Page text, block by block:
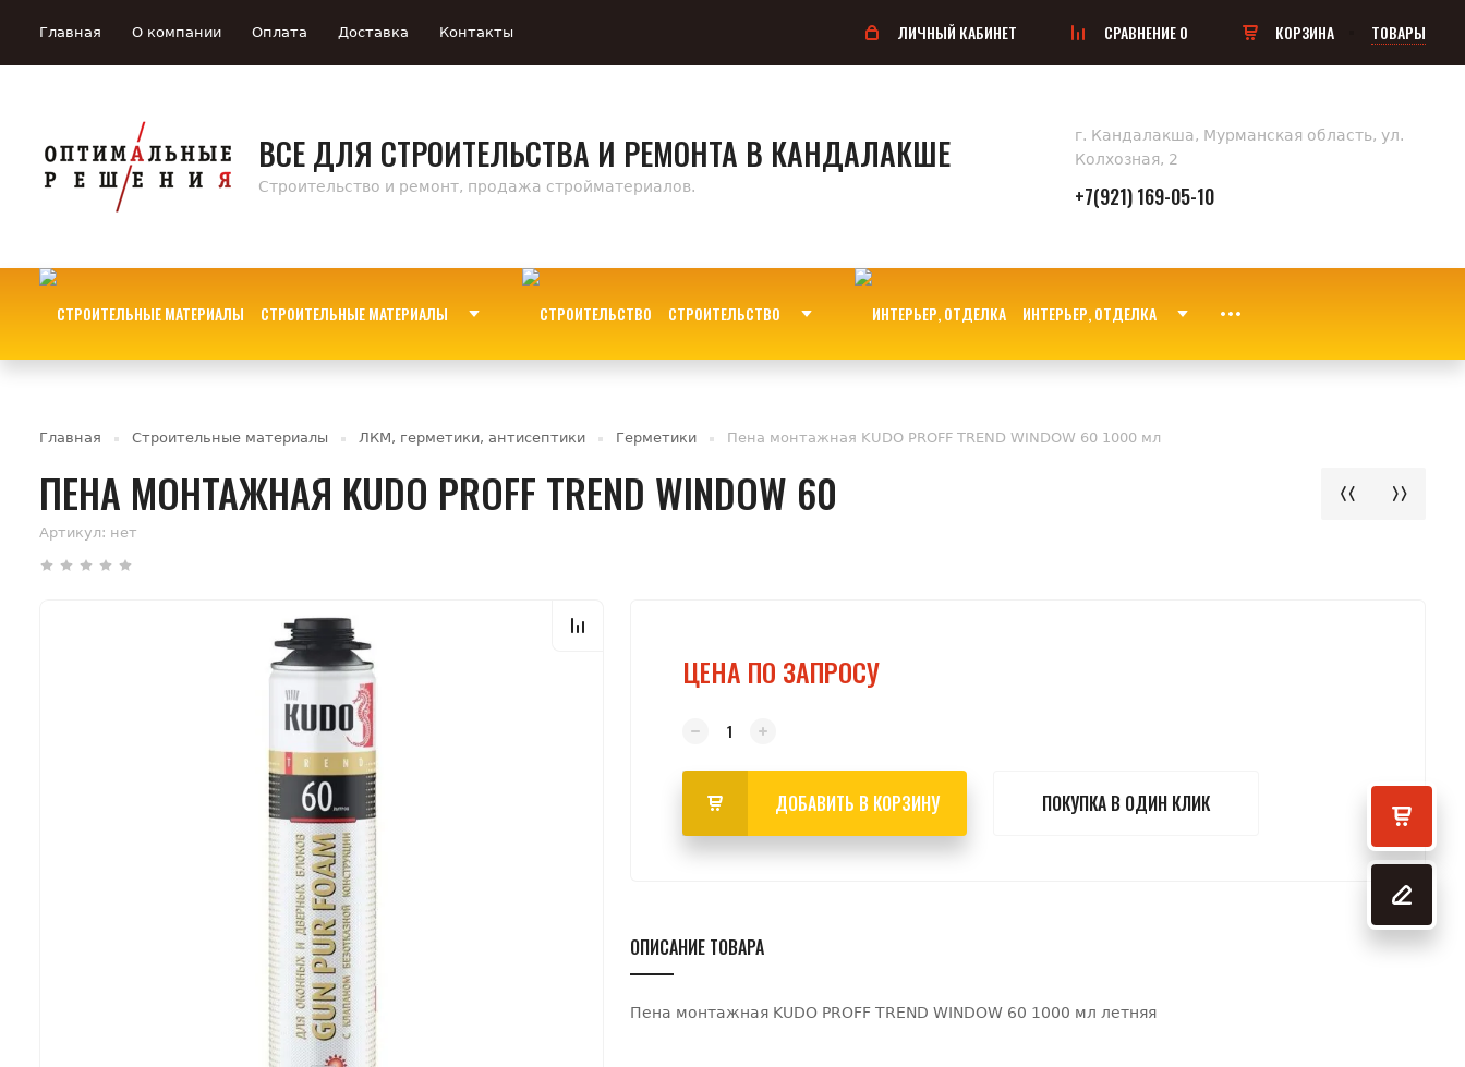
Главная О компании Оплата Доставка Контакты ЛИЧНЫЙ КАБИНЕТ СРАВНЕНИЕ0 КОРЗИНА ТОВАРЫ
ВСЕ ДЛЯ СТРОИТЕЛЬСТВА И РЕМОНТА В КАНДАЛАКШЕ
Строительство и ремонт, продажа стройматериалов.
г. Кандалакша, Мурманская область, ул.
Колхозная, 2
+7(921) 169-05-10
СТРОИТЕЛЬНЫЕ МАТЕРИАЛЫ СТРОИТЕЛЬСТВО ИНТЕРЬЕР, ОТДЕЛКА
Главная Строительные материалы ЛКМ, герметики, антисептики Герметики Пена монтажная KUDO PROFF TREND WINDOW 60 1000 мл
ПЕНА МОНТАЖНАЯ KUDO PROFF TREND WINDOW 60
Артикул: нет
ЦЕНА ПО ЗАПРОСУ
ДОБАВИТЬ В КОРЗИНУ ПОКУПКА В ОДИН КЛИК
ОПИСАНИЕ ТОВАРА
Пена монтажная KUDO PROFF TREND WINDOW 60 1000 мл летняя